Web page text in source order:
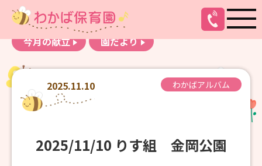
お知らせ
わかばアルバム
今月の献立
園だより
2025.11.10 わかばアルバム
2025/11/10 りす組 金岡公園